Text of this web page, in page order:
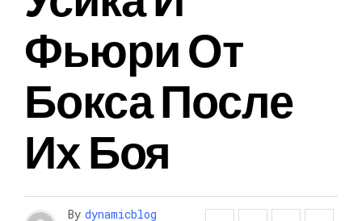
Фьюри От
Бокса После
Их Боя
By dynamicblog